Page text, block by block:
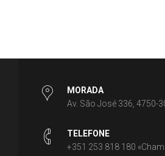
MORADA
Av. São José 336, 4750-
TELEFONE
+351 253 818 180